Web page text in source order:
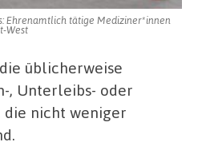
Ehrenamtlich tätige Mediziner*innen
West
üblicherweise
, Unterleibs- oder
die nicht weniger